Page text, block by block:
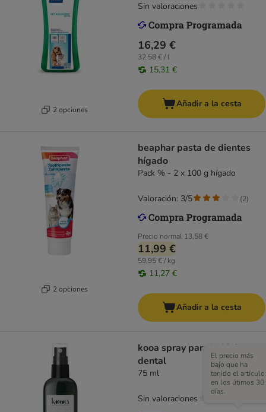
2 opciones
16,29 €
32,58 € / l
15,31 €
Sin valoraciones
Añadir a la cesta
2 opciones
beaphar pasta de dientes
hígado
Pack % - 2 x 100 g hígado
Precio normal 13,58 €
11,99 €
59,95 € / kg
11,27 €
Valoración: 3/5 (2)
Añadir a la cesta
kooa spray para la higiene
dental
75 ml
El precio más
bajo que ha
tenido el artículo
en los útimos 30
días.
Sin valoraciones